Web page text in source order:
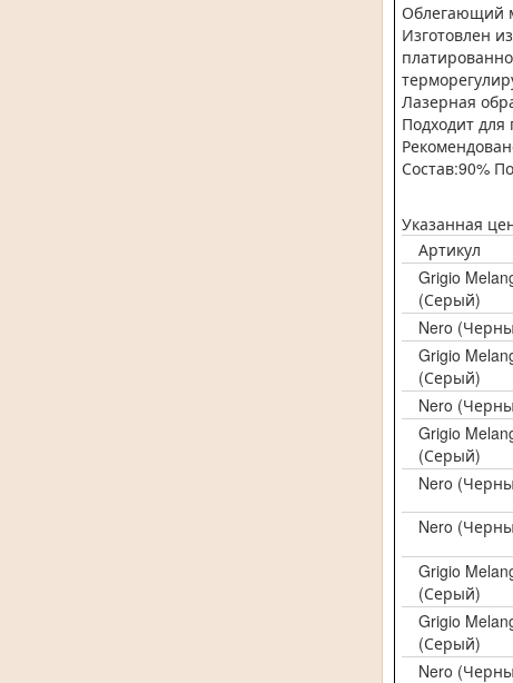
Облегающий
Изготовлен
Лазерная
Подходит для
Состав:90%
Указанная
Артикул
Grigio
(Серый)
Nero
Grigio
(Серый)
Nero
Grigio
(Серый)
Nero
Nero
Grigio
(Серый)
Grigio
(Серый)
Nero